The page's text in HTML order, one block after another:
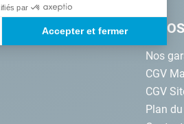
Nos
CGV
CGV
Plan
par
Accepter et fermer